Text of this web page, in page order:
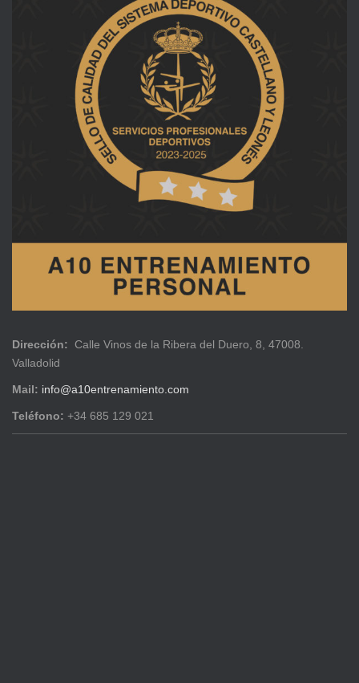
Dirección: Calle Vinos de la Ribera del Duero, 8, 47008.
Valladolid
Mail: info@a10entrenamiento.com
Teléfono: +34 685 129 021